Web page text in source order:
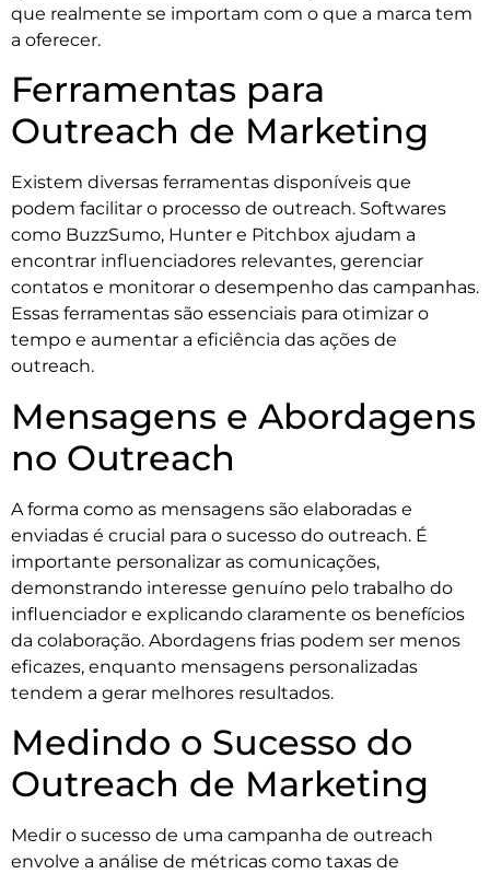
que realmente se importam com o que a marca tem
a oferecer.
Ferramentas para
Outreach de Marketing
Existem diversas ferramentas disponíveis que
podem facilitar o processo de outreach. Softwares
como BuzzSumo, Hunter e Pitchbox ajudam a
encontrar influenciadores relevantes, gerenciar
contatos e monitorar o desempenho das campanhas.
Essas ferramentas são essenciais para otimizar o
tempo e aumentar a eficiência das ações de
outreach.
Mensagens e Abordagens
no Outreach
A forma como as mensagens são elaboradas e
enviadas é crucial para o sucesso do outreach. É
importante personalizar as comunicações,
demonstrando interesse genuíno pelo trabalho do
influenciador e explicando claramente os benefícios
da colaboração. Abordagens frias podem ser menos
eficazes, enquanto mensagens personalizadas
tendem a gerar melhores resultados.
Medindo o Sucesso do
Outreach de Marketing
Medir o sucesso de uma campanha de outreach
envolve a análise de métricas como taxas de